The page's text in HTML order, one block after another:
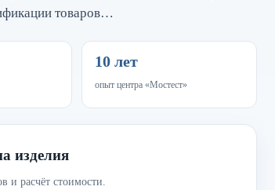
товаров…
10 лет
опыт центра «Мостест»
изделия
и расчёт стоимости.